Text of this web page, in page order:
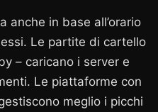
anche in base all’orario
Le partite di cartello
– caricano i server e
Le piattaforme con
meglio i picchi